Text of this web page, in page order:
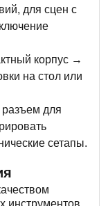
для сцен с
корпус →
на стол или
разъем для
сетапы.